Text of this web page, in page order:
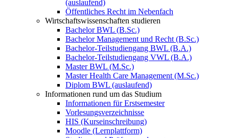
(auslaufend)
Öffentliches Recht im Nebenfach
Wirtschaftswissenschaften studieren
Bachelor BWL (B.Sc.)
Bachelor Management und Recht (B.Sc.)
Bachelor-Teilstudiengang BWL (B.A.)
Bachelor-Teilstudiengang VWL (B.A.)
Master BWL (M.Sc.)
Master Health Care Management (M.Sc.)
Diplom BWL (auslaufend)
Informationen rund um das Studium
Informationen für Erstsemester
Vorlesungsverzeichnisse
HIS (Kurseinschreibung)
Moodle (Lernplattform)